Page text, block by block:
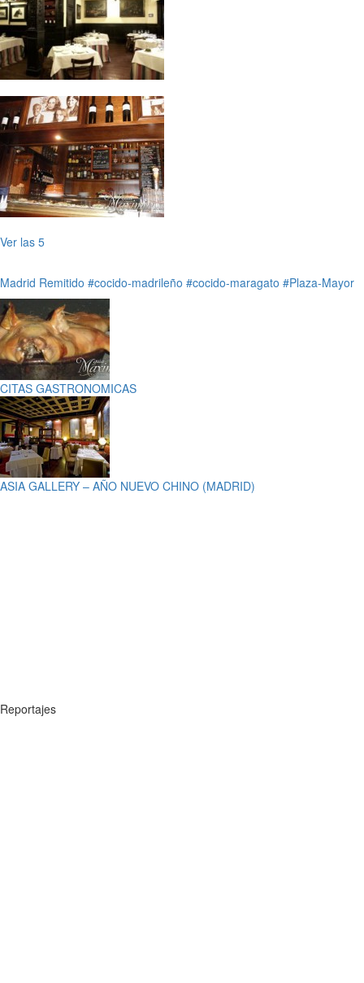
Ver las 5
Madrid Remitido #cocido-madrileño #cocido-maragato #Plaza-Mayor
CITAS GASTRONOMICAS
ASIA GALLERY – AÑO NUEVO CHINO (MADRID)
Reportajes